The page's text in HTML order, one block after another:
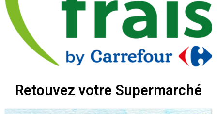
Retouvez votre Supermarché